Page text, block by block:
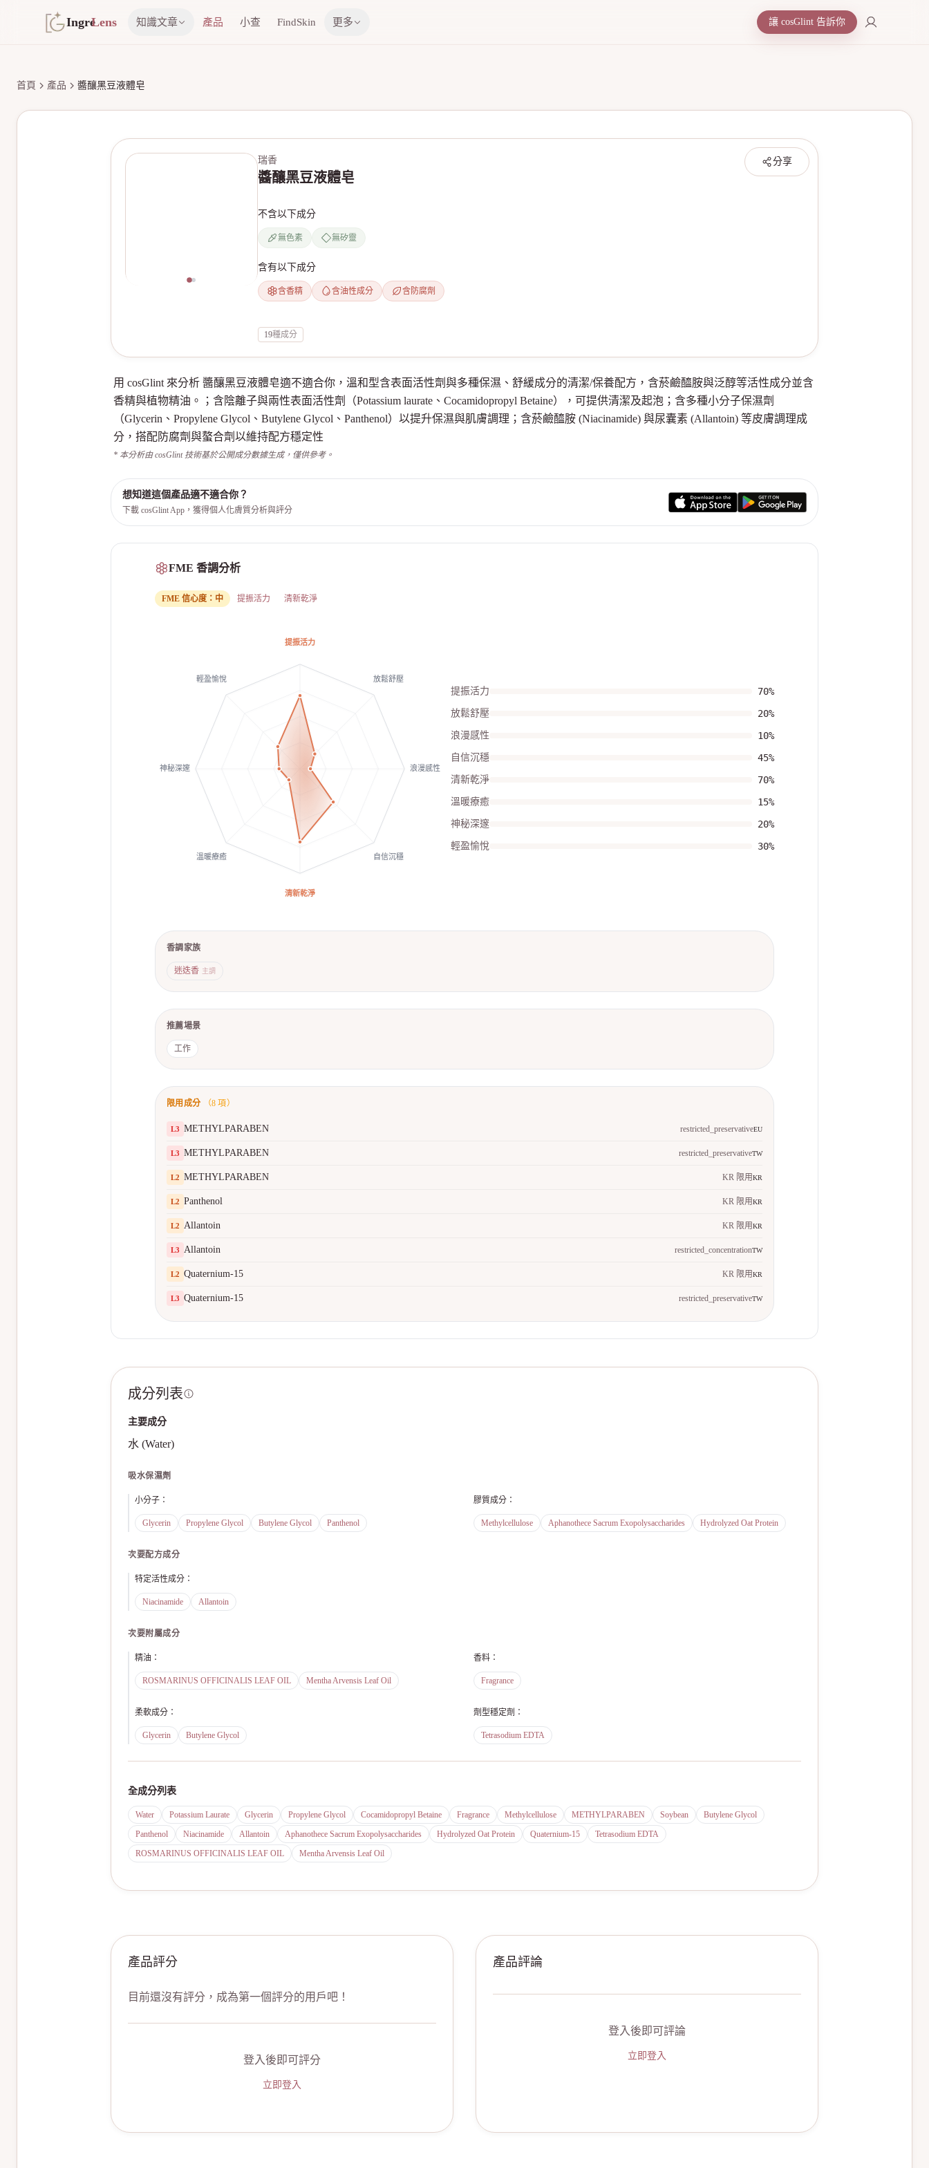
IngreLens 知識文章 產品 小查 FindSkin 更多 讓 cosGlint 告訴你
首頁 產品 醬釀黑豆液體皂
分享
瑞香
醬釀黑豆液體皂
不含以下成分
無色素 無矽靈
含有以下成分
含香精 含油性成分 含防腐劑
19種成分
用 cosGlint 來分析 醬釀黑豆液體皂適不適合你，溫和型含表面活性劑與多種保濕、舒緩成分的清潔/保養配方，含菸鹼醯胺與泛醇等活性成分並含
香精與植物精油。；含陰離子與兩性表面活性劑（Potassium laurate、Cocamidopropyl Betaine），可提供清潔及起泡；含多種小分子保濕劑
（Glycerin、Propylene Glycol、Butylene Glycol、Panthenol）以提升保濕與肌膚調理；含菸鹼醯胺 (Niacinamide) 與尿囊素 (Allantoin) 等皮膚調理成
分，搭配防腐劑與螯合劑以維持配方穩定性
* 本分析由 cosGlint 技術基於公開成分數據生成，僅供參考。
想知道這個產品適不適合你？
下載 cosGlint App，獲得個人化膚質分析與評分
FME 香調分析
FME 信心度： 中 提振活力 清新乾淨
提振活力
放鬆舒壓
浪漫感性
自信沉穩
清新乾淨
溫暖療癒
神秘深邃
輕盈愉悅
提振活力 70%
放鬆舒壓 20%
浪漫感性 10%
自信沉穩 45%
清新乾淨 70%
溫暖療癒 15%
神秘深邃 20%
輕盈愉悅 30%
香調家族
迷迭香 主調
推薦場景
工作
限用成分 （8 項）
L3 METHYLPARABEN restricted_preservativeEU
L3 METHYLPARABEN restricted_preservativeTW
L2 METHYLPARABEN KR 限用KR
L2 Panthenol KR 限用KR
L2 Allantoin KR 限用KR
L3 Allantoin restricted_concentrationTW
L2 Quaternium-15 KR 限用KR
L3 Quaternium-15 restricted_preservativeTW
成分列表
主要成分
水 (Water)
吸水保濕劑
小分子 ：
Glycerin Propylene Glycol Butylene Glycol Panthenol
膠質成分 ：
Methylcellulose Aphanothece Sacrum Exopolysaccharides Hydrolyzed Oat Protein
次要配方成分
特定活性成分 ：
Niacinamide Allantoin
次要附屬成分
精油 ：
ROSMARINUS OFFICINALIS LEAF OIL Mentha Arvensis Leaf Oil
香料 ：
Fragrance
柔軟成分 ：
Glycerin Butylene Glycol
劑型穩定劑 ：
Tetrasodium EDTA
全成分列表
Water Potassium Laurate Glycerin Propylene Glycol Cocamidopropyl Betaine Fragrance Methylcellulose METHYLPARABEN Soybean
Butylene Glycol
Panthenol
Niacinamide Allantoin Aphanothece Sacrum Exopolysaccharides Hydrolyzed Oat Protein Quaternium-15
Tetrasodium EDTA
ROSMARINUS OFFICINALIS LEAF OIL
Mentha Arvensis Leaf Oil
產品評分
目前還沒有評分，成為第一個評分的用戶吧！
登入後即可評分
立即登入
產品評論
登入後即可評論
立即登入